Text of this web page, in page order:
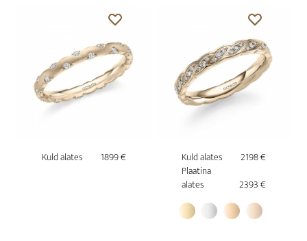
Kuld alates 1899 € Kuld alates
2198 €
Plaatina
alates
2393 €